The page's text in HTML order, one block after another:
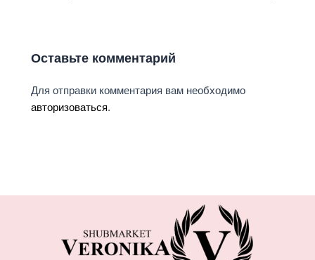
Оставьте комментарий
Для отправки комментария вам необходимо
авторизоваться.